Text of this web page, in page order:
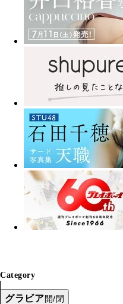
Category
グラビア開/閉